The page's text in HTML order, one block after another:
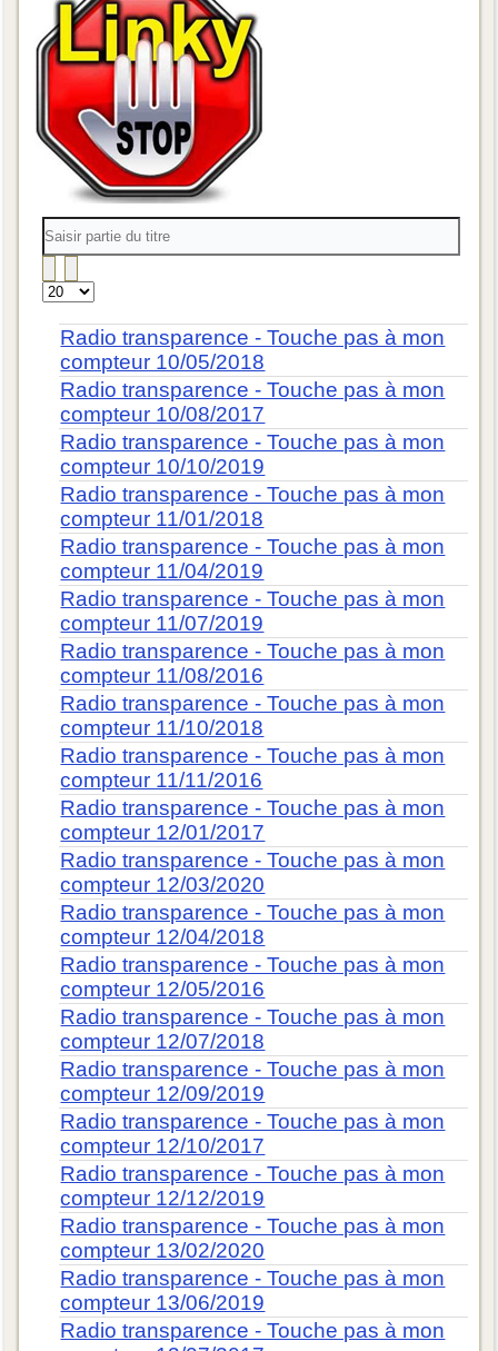
Saisir
partie
du
Affichage
#
Radio transparence - Touche pas à mon
compteur 10/05/2018
Radio transparence - Touche pas à mon
compteur 10/08/2017
Radio transparence - Touche pas à mon
compteur 10/10/2019
Radio transparence - Touche pas à mon
compteur 11/01/2018
Radio transparence - Touche pas à mon
compteur 11/04/2019
Radio transparence - Touche pas à mon
compteur 11/07/2019
Radio transparence - Touche pas à mon
compteur 11/08/2016
Radio transparence - Touche pas à mon
compteur 11/10/2018
Radio transparence - Touche pas à mon
compteur 11/11/2016
Radio transparence - Touche pas à mon
compteur 12/01/2017
Radio transparence - Touche pas à mon
compteur 12/03/2020
Radio transparence - Touche pas à mon
compteur 12/04/2018
Radio transparence - Touche pas à mon
compteur 12/05/2016
Radio transparence - Touche pas à mon
compteur 12/07/2018
Radio transparence - Touche pas à mon
compteur 12/09/2019
Radio transparence - Touche pas à mon
compteur 12/10/2017
Radio transparence - Touche pas à mon
compteur 12/12/2019
Radio transparence - Touche pas à mon
compteur 13/02/2020
Radio transparence - Touche pas à mon
compteur 13/06/2019
Radio transparence - Touche pas à mon